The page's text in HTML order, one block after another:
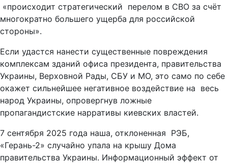
«происходит стратегический перелом в СВО за счёт
многократно большего ущерба для российской
стороны».
Если удастся нанести существенные повреждения
комплексам зданий офиса президента, правительства
Украины, Верховной Рады, СБУ и МО, это само по себе
окажет сильнейшее негативное воздействие на весь
народ Украины, опровергнув ложные
пропагандистские нарративы киевских властей.
7 сентября 2025 года наша, отклоненная РЭБ,
«Герань-2» случайно упала на крышу Дома
правительства Украины. Информационный эффект от